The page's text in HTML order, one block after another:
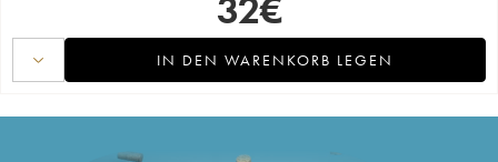
IN DEN WARENKORB LEGEN